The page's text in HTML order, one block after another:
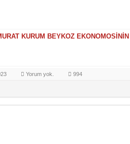
KURUM BEYKOZ
Yorum yok. 994